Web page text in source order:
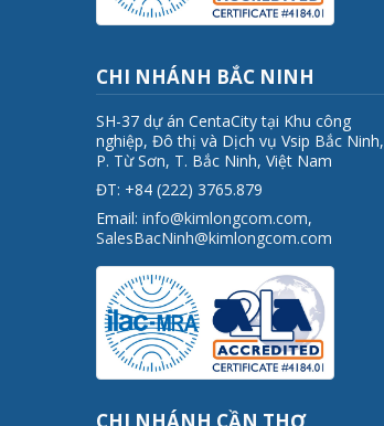
CHI NHÁNH BẮC NINH
SH-37 dự án CentaCity tại Khu công
nghiệp, Đô thị và Dịch vụ Vsip Bắc Ninh,
P. Từ Sơn, T. Bắc Ninh, Việt Nam
ĐT: +84 (222) 3765.879
Email: info@kimlongcom.com,
SalesBacNinh@kimlongcom.com
CHI NHÁNH CẦN THƠ